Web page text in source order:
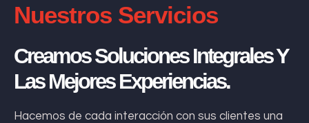
Nuestros Servicios
Creamos Soluciones Integrales Y
Las Mejores Experiencias.
Hacemos de cada interacción con sus clientes una